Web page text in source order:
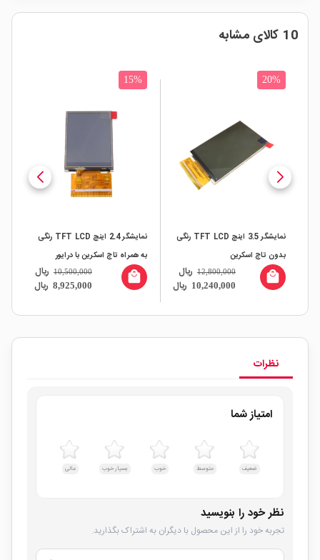
10 کالای مشابه
20%
نمایشگر 3.5 اینچ TFT LCD رنگی
بدون تاچ اسکرین
10,240,000 ریال
12,800,000 ریال local_mall
15%
نمایشگر 2.4 اینچ TFT LCD رنگی
به همراه تاچ اسکرین با درایور
ILI9341
8,925,000 ریال
10,500,000 ریال local_mall
نظرات
امتیاز شما
ضعیف متوسط خوب بسیار خوب عالی
نظر خود را بنویسید
تجربه خود را از این محصول با دیگران به اشتراک بگذارید.